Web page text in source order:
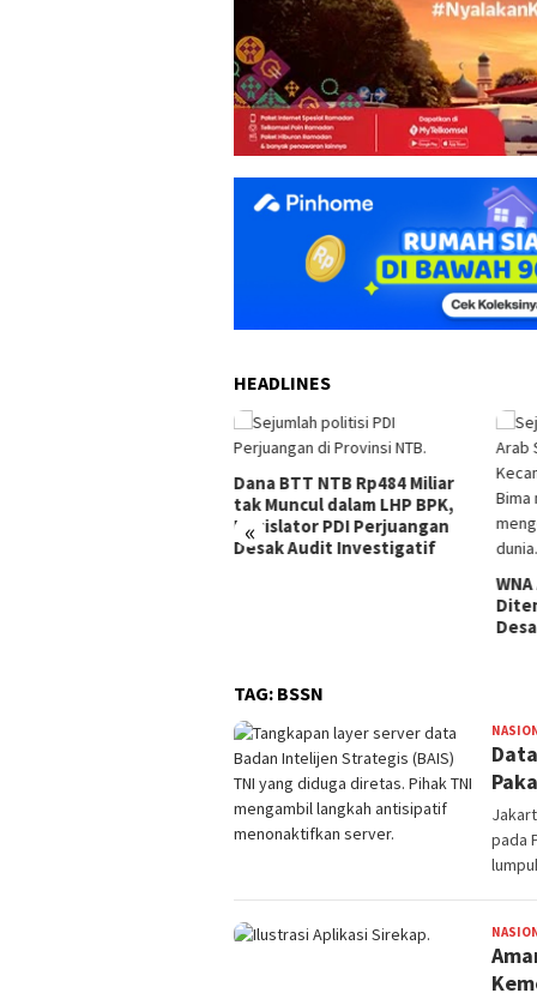
HEADLINES
«
di
TAG: BSSN
pada